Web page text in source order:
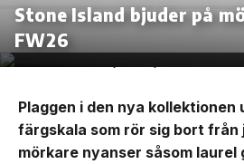
Stone Island bjuder på
FW26
Plaggen i den nya kollektionen
färgskala som rör sig bort
mörkare nyanser såsom laurel